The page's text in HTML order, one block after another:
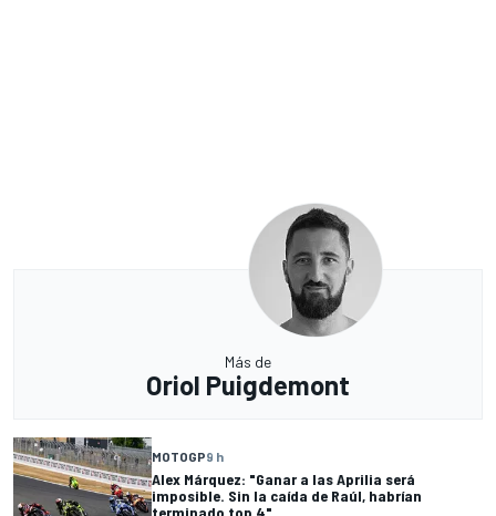
Más de
Oriol Puigdemont
MOTOGP9 h
Alex Márquez: "Ganar a las Aprilia será
imposible. Sin la caída de Raúl, habrían
terminado top 4"